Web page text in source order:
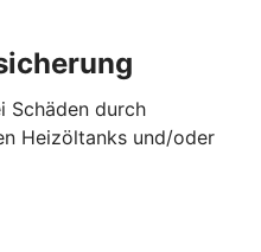
Schäden durch
Heizöltanks und/oder